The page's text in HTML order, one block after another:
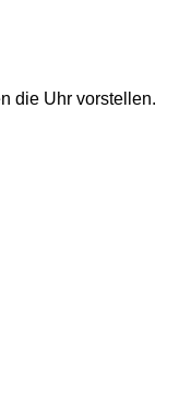
die Uhr vorstellen.